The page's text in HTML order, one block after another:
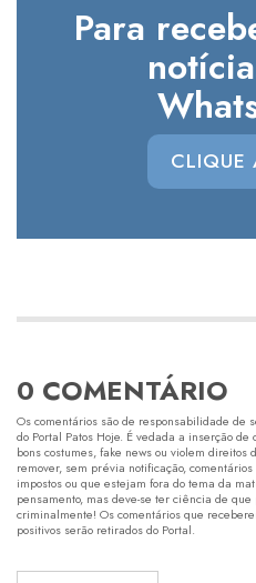
Para
CLIQUE
0 COMENTÁRIO
Os comentários são de responsabilidade de
do Portal Patos Hoje. É vedada a inserção
bons costumes, fake news ou violem direitos
remover, sem prévia notificação,
impostos ou que estejam fora do tema da
pensamento, mas deve-se ter ciência de
criminalmente! Os comentários que
positivos serão retirados do Portal.